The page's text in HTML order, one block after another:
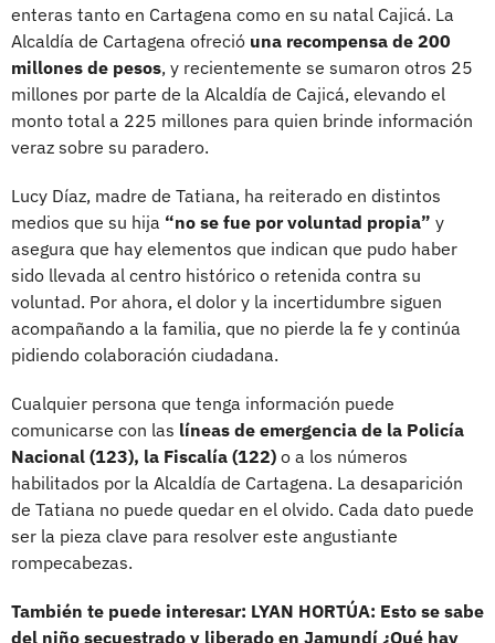
enteras tanto en Cartagena como en su natal Cajicá. La
Alcaldía de Cartagena ofreció una recompensa de 200
millones de pesos, y recientemente se sumaron otros 25
millones por parte de la Alcaldía de Cajicá, elevando el
monto total a 225 millones para quien brinde información
veraz sobre su paradero.
Lucy Díaz, madre de Tatiana, ha reiterado en distintos
medios que su hija “no se fue por voluntad propia” y
asegura que hay elementos que indican que pudo haber
sido llevada al centro histórico o retenida contra su
voluntad. Por ahora, el dolor y la incertidumbre siguen
acompañando a la familia, que no pierde la fe y continúa
pidiendo colaboración ciudadana.
Cualquier persona que tenga información puede
comunicarse con las líneas de emergencia de la Policía
Nacional (123), la Fiscalía (122) o a los números
habilitados por la Alcaldía de Cartagena. La desaparición
de Tatiana no puede quedar en el olvido. Cada dato puede
ser la pieza clave para resolver este angustiante
rompecabezas.
También te puede interesar: LYAN HORTÚA: Esto se sabe
del niño secuestrado y liberado en Jamundí ¿Qué hay